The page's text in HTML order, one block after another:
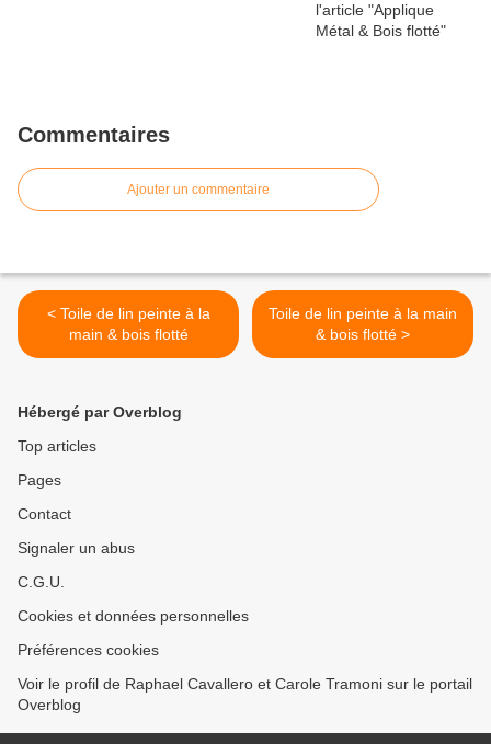
Commentaires
Ajouter un commentaire
< Toile de lin peinte à la
main & bois flotté
Toile de lin peinte à la main
& bois flotté >
Hébergé par Overblog
Top articles
Pages
Contact
Signaler un abus
C.G.U.
Cookies et données personnelles
Préférences cookies
Voir le profil de Raphael Cavallero et Carole Tramoni sur le portail
Overblog